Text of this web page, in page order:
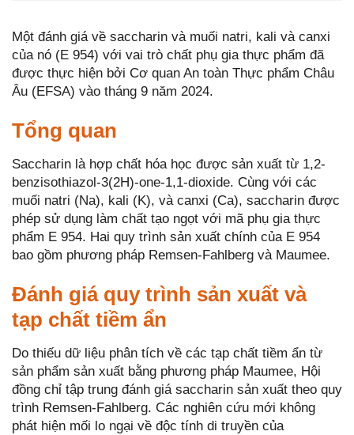
Một đánh giá về saccharin và muối natri, kali và canxi
của nó (E 954) với vai trò chất phụ gia thực phẩm đã
được thực hiện bởi Cơ quan An toàn Thực phẩm Châu
Âu (EFSA) vào tháng 9 năm 2024.
Tổng quan
Saccharin là hợp chất hóa học được sản xuất từ 1,2-
benzisothiazol-3(2H)-one-1,1-dioxide. Cùng với các
muối natri (Na), kali (K), và canxi (Ca), saccharin được
phép sử dụng làm chất tạo ngọt với mã phụ gia thực
phẩm E 954. Hai quy trình sản xuất chính của E 954
bao gồm phương pháp Remsen-Fahlberg và Maumee.
Đánh giá quy trình sản xuất và
tạp chất tiềm ẩn
Do thiếu dữ liệu phân tích về các tạp chất tiềm ẩn từ
sản phẩm sản xuất bằng phương pháp Maumee, Hội
đồng chỉ tập trung đánh giá saccharin sản xuất theo quy
trình Remsen-Fahlberg. Các nghiên cứu mới không
phát hiện mối lo ngại về độc tính di truyền của